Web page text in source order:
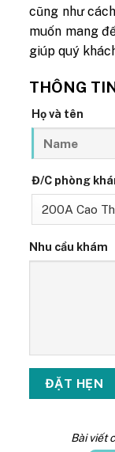
cũng như
muốn mang
giúp quý
THÔNG
Họ và tên
Đ/C phòng
Nhu cầu khám
Bài viết